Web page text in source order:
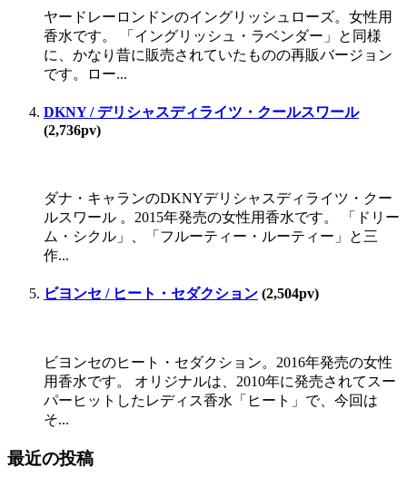
ヤードレーロンドンのイングリッシュローズ。女性用
香水です。 「イングリッシュ・ラベンダー」と同様
に、かなり昔に販売されていたものの再販バージョン
です。ロー...
DKNY / デリシャスディライツ・クールスワール
(2,736pv)
ダナ・キャランのDKNYデリシャスディライツ・クー
ルスワール 。2015年発売の女性用香水です。 「ドリー
ム・シクル」、「フルーティー・ルーティー」と三
作...
ビヨンセ / ヒート・セダクション (2,504pv)
ビヨンセのヒート・セダクション。2016年発売の女性
用香水です。 オリジナルは、2010年に発売されてスー
パーヒットしたレディス香水「ヒート」で、今回は
そ...
最近の投稿